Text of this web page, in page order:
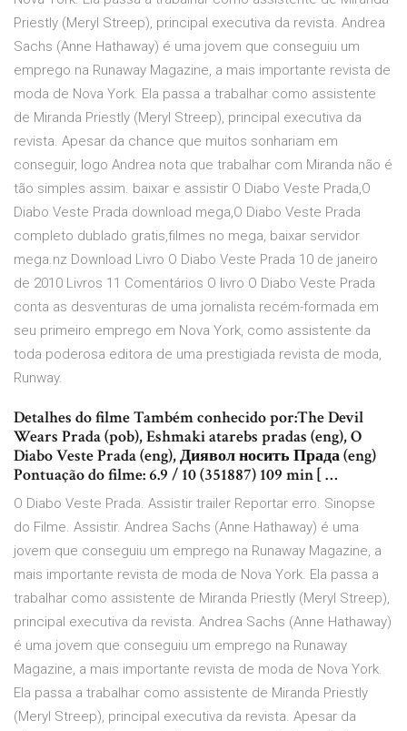
Priestly (Meryl Streep), principal executiva da revista. Andrea
Sachs (Anne Hathaway) é uma jovem que conseguiu um
emprego na Runaway Magazine, a mais importante revista de
moda de Nova York. Ela passa a trabalhar como assistente
de Miranda Priestly (Meryl Streep), principal executiva da
revista. Apesar da chance que muitos sonhariam em
conseguir, logo Andrea nota que trabalhar com Miranda não é
tão simples assim. baixar e assistir O Diabo Veste Prada,O
Diabo Veste Prada download mega,O Diabo Veste Prada
completo dublado gratis,filmes no mega, baixar servidor
mega.nz Download Livro O Diabo Veste Prada 10 de janeiro
de 2010 Livros 11 Comentários O livro O Diabo Veste Prada
conta as desventuras de uma jornalista recém-formada em
seu primeiro emprego em Nova York, como assistente da
toda poderosa editora de uma prestigiada revista de moda,
Runway.
Detalhes do filme Também conhecido por:The Devil
Wears Prada (pob), Eshmaki atarebs pradas (eng), O
Diabo Veste Prada (eng), Диявол носить Прада (eng)
Pontuação do filme: 6.9 / 10 (351887) 109 min [ …
O Diabo Veste Prada. Assistir trailer Reportar erro. Sinopse
do Filme. Assistir. Andrea Sachs (Anne Hathaway) é uma
jovem que conseguiu um emprego na Runaway Magazine, a
mais importante revista de moda de Nova York. Ela passa a
trabalhar como assistente de Miranda Priestly (Meryl Streep),
principal executiva da revista. Andrea Sachs (Anne Hathaway)
é uma jovem que conseguiu um emprego na Runaway
Magazine, a mais importante revista de moda de Nova York.
Ela passa a trabalhar como assistente de Miranda Priestly
(Meryl Streep), principal executiva da revista. Apesar da